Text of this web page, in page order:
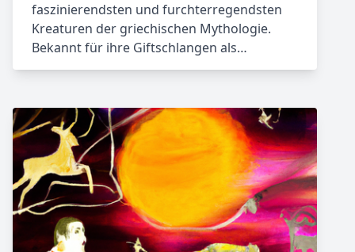
faszinierendsten und furchterregendsten
Kreaturen der griechischen Mythologie.
Bekannt für ihre Giftschlangen als…